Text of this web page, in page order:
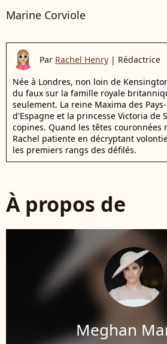
Marine Corviole
Par Rachel Henry | Rédactrice
Née à Londres, non loin de
du faux sur la famille royale
seulement. La reine Maxima des
d'Espagne et la princesse Victoria de
copines. Quand les têtes couronnées
Rachel patiente en décryptant
les premiers rangs des défilés.
À propos de
Meghan